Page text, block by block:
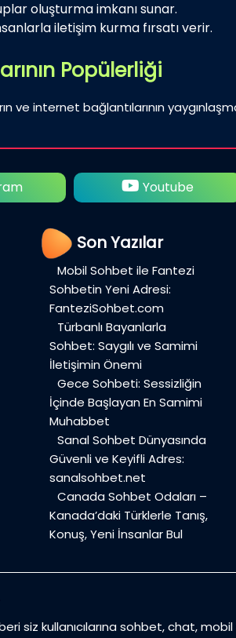
oluşturma imkanı sunar.
iletişim kurma fırsatı verir.
Popülerliği
ve internet bağlantılarının
Youtube
Son Yazılar
Mobil Sohbet ile Fantezi
Sohbetin Yeni Adresi:
FanteziSohbet.com
Türbanlı Bayanlarla
Sohbet: Saygılı ve Samimi
İletişimin Önemi
Gece Sohbeti: Sessizliğin
İçinde Başlayan En Samimi
Muhabbet
Sanal Sohbet Dünyasında
Güvenli ve Keyifli Adres:
sanalsohbet.net
Canada Sohbet Odaları –
Kanada’daki Türklerle Tanış,
Konuş, Yeni İnsanlar Bul
beri siz kullanıcılarına sohbet, chat,